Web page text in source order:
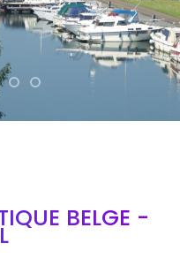
BELGE -